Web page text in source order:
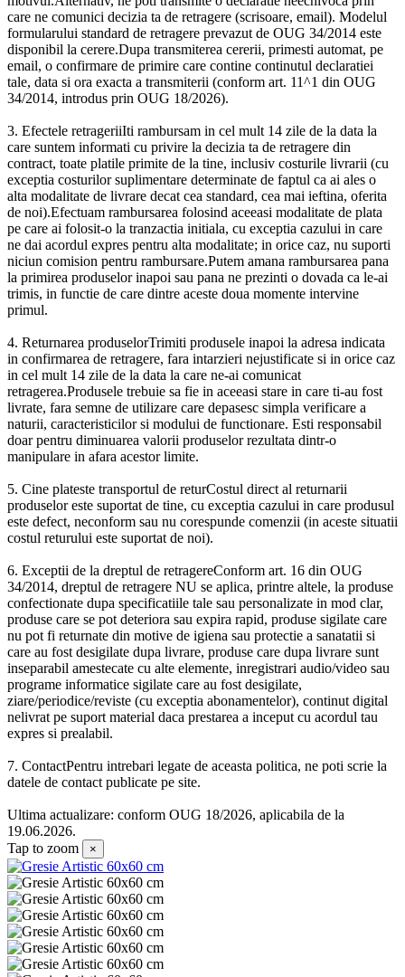
care ne comunici decizia ta de retragere (scrisoare, email). Modelul
formularului standard de retragere prevazut de OUG 34/2014 este
disponibil la cerere.Dupa transmiterea cererii, primesti automat, pe
email, o confirmare de primire care contine continutul declaratiei
tale, data si ora exacta a transmiterii (conform art. 11^1 din OUG
34/2014, introdus prin OUG 18/2026).
3. Efectele retrageriiIti rambursam in cel mult 14 zile de la data la
care suntem informati cu privire la decizia ta de retragere din
contract, toate platile primite de la tine, inclusiv costurile livrarii (cu
exceptia costurilor suplimentare determinate de faptul ca ai ales o
alta modalitate de livrare decat cea standard, cea mai ieftina, oferita
de noi).Efectuam rambursarea folosind aceeasi modalitate de plata
pe care ai folosit-o la tranzactia initiala, cu exceptia cazului in care
ne dai acordul expres pentru alta modalitate; in orice caz, nu suporti
niciun comision pentru rambursare.Putem amana rambursarea pana
la primirea produselor inapoi sau pana ne prezinti o dovada ca le-ai
trimis, in functie de care dintre aceste doua momente intervine
primul.
4. Returnarea produselorTrimiti produsele inapoi la adresa indicata
in confirmarea de retragere, fara intarzieri nejustificate si in orice caz
in cel mult 14 zile de la data la care ne-ai comunicat
retragerea.Produsele trebuie sa fie in aceeasi stare in care ti-au fost
livrate, fara semne de utilizare care depasesc simpla verificare a
naturii, caracteristicilor si modului de functionare. Esti responsabil
doar pentru diminuarea valorii produselor rezultata dintr-o
manipulare in afara acestor limite.
5. Cine plateste transportul de returCostul direct al returnarii
produselor este suportat de tine, cu exceptia cazului in care produsul
este defect, neconform sau nu corespunde comenzii (in aceste situatii
costul returului este suportat de noi).
6. Exceptii de la dreptul de retragereConform art. 16 din OUG
34/2014, dreptul de retragere NU se aplica, printre altele, la produse
confectionate dupa specificatiile tale sau personalizate in mod clar,
produse care se pot deteriora sau expira rapid, produse sigilate care
nu pot fi returnate din motive de igiena sau protectie a sanatatii si
care au fost desigilate dupa livrare, produse care dupa livrare sunt
inseparabil amestecate cu alte elemente, inregistrari audio/video sau
programe informatice sigilate care au fost desigilate,
ziare/periodice/reviste (cu exceptia abonamentelor), continut digital
nelivrat pe suport material daca prestarea a inceput cu acordul tau
expres si prealabil.
7. ContactPentru intrebari legate de aceasta politica, ne poti scrie la
datele de contact publicate pe site.
Ultima actualizare: conform OUG 18/2026, aplicabila de la
19.06.2026.
Tap to zoom
×